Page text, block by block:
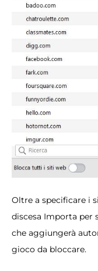
Oltre a specificare i
discesa Importa per
che aggiungerà
gioco da bloccare.